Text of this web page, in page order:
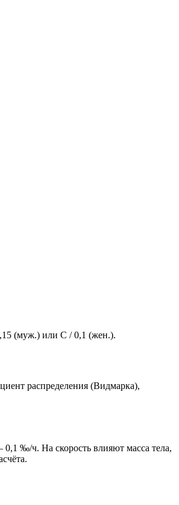
(муж.) или C / 0,1 (жен.).
распределения (Видмарка),
‰/ч. На скорость влияют масса тела,